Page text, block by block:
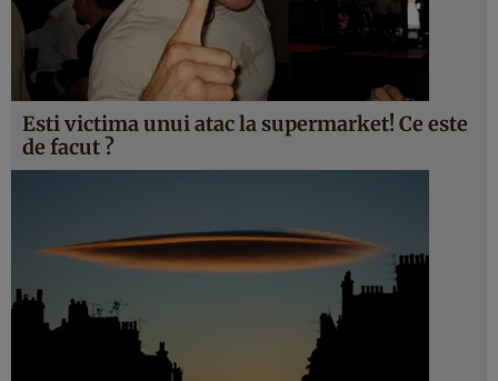
Esti victima unui atac la supermarket! Ce este
de facut ?